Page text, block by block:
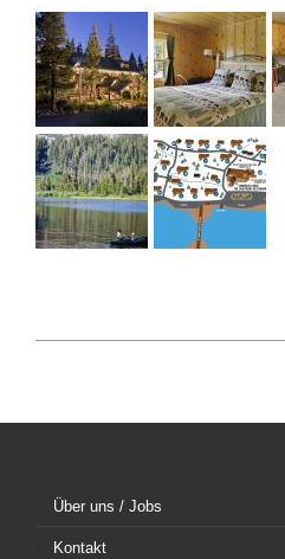
Über uns / Jobs
Kontakt